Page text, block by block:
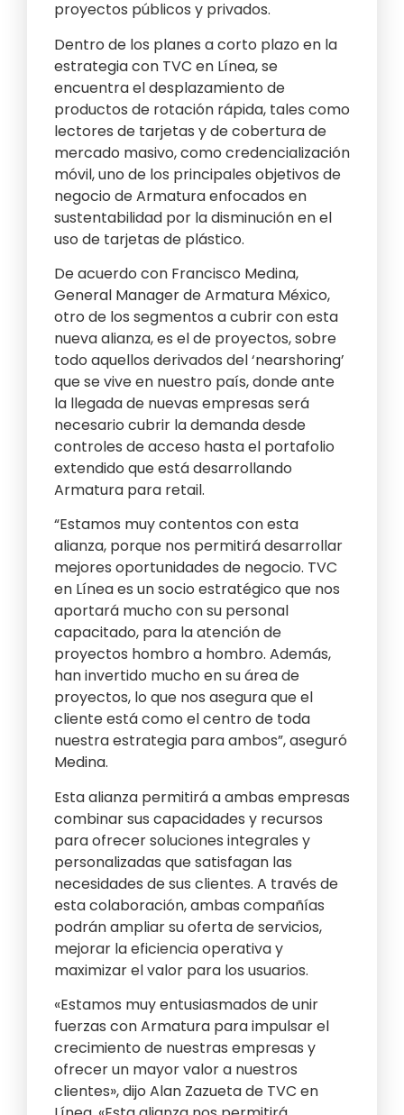
proyectos públicos y privados.
Dentro de los planes a corto plazo en la
estrategia con TVC en Línea, se
encuentra el desplazamiento de
productos de rotación rápida, tales como
lectores de tarjetas y de cobertura de
mercado masivo, como credencialización
móvil, uno de los principales objetivos de
negocio de Armatura enfocados en
sustentabilidad por la disminución en el
uso de tarjetas de plástico.
De acuerdo con Francisco Medina,
General Manager de Armatura México,
otro de los segmentos a cubrir con esta
nueva alianza, es el de proyectos, sobre
todo aquellos derivados del ‘nearshoring’
que se vive en nuestro país, donde ante
la llegada de nuevas empresas será
necesario cubrir la demanda desde
controles de acceso hasta el portafolio
extendido que está desarrollando
Armatura para retail.
“Estamos muy contentos con esta
alianza, porque nos permitirá desarrollar
mejores oportunidades de negocio. TVC
en Línea es un socio estratégico que nos
aportará mucho con su personal
capacitado, para la atención de
proyectos hombro a hombro. Además,
han invertido mucho en su área de
proyectos, lo que nos asegura que el
cliente está como el centro de toda
nuestra estrategia para ambos”, aseguró
Medina.
Esta alianza permitirá a ambas empresas
combinar sus capacidades y recursos
para ofrecer soluciones integrales y
personalizadas que satisfagan las
necesidades de sus clientes. A través de
esta colaboración, ambas compañías
podrán ampliar su oferta de servicios,
mejorar la eficiencia operativa y
maximizar el valor para los usuarios.
«Estamos muy entusiasmados de unir
fuerzas con Armatura para impulsar el
crecimiento de nuestras empresas y
ofrecer un mayor valor a nuestros
clientes», dijo Alan Zazueta de TVC en